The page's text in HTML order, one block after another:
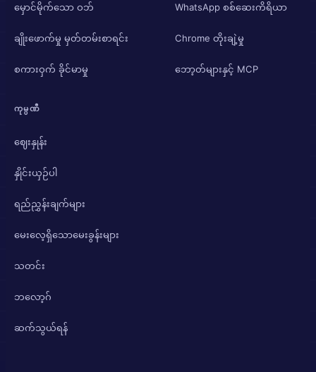
မှောင်မိုက်သော ဝဘ်
ချိုးဖောက်မှု မှတ်တမ်းစာရင်း
စကားဝှက် ခိုင်မာမှု
WhatsApp စစ်ဆေးကိရိယာ
Chrome တိုးချဲ့မှု
ဘော့တ်များနှင့် MCP
ကုမ္ပဏီ
ဈေးနှုန်း
နှိုင်းယှဉ်ပါ
ရည်ညွှန်းချက်များ
မေးလေ့ရှိသောမေးခွန်းများ
သတင်း
ဘလော့ဂ်
ဆက်သွယ်ရန်